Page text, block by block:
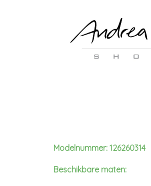
Modelnummer: 126260314
Beschikbare maten: